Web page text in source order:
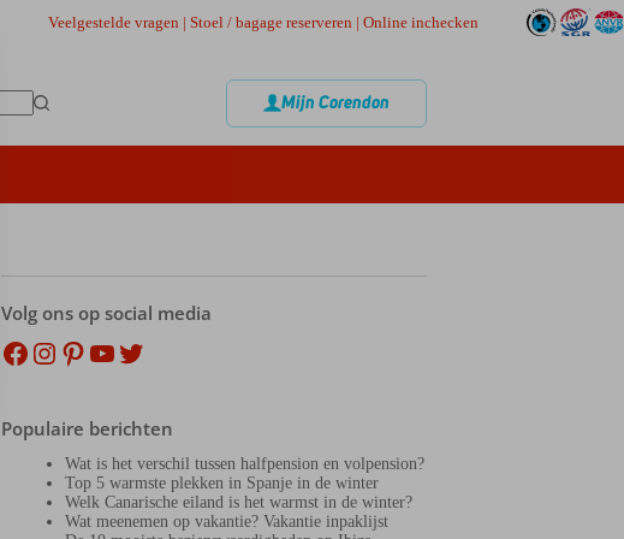
Veelgestelde vragen | Stoel / bagage reserveren |Online inchecken
Mijn Corendon
Volg ons op social media
Facebook
Instagram
Pinterest
YouTube
Twitter
Populaire berichten
Wat is het verschil tussen halfpension en volpension?
Top 5 warmste plekken in Spanje in de winter
Welk Canarische eiland is het warmst in de winter?
Wat meenemen op vakantie? Vakantie inpaklijst